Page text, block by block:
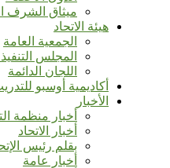
ميثاق الشرف
هيئة الاتحاد
الجمعية العامة
المجلس
اللجان الدائمة
أكاديمية أوسبو
الأخبار
أخبار منظمة
أخبار الاتحاد
بقلم رئيس
أخبار عامة